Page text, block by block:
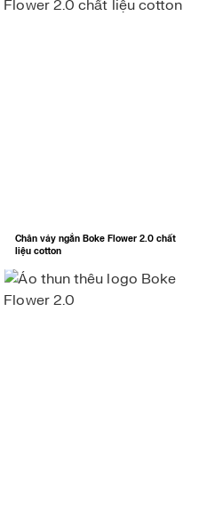
Chân váy ngắn Boke Flower 2.0 chất
liệu cotton